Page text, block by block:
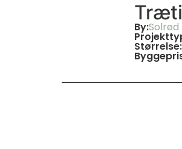
By:Solrød
Størrelse: